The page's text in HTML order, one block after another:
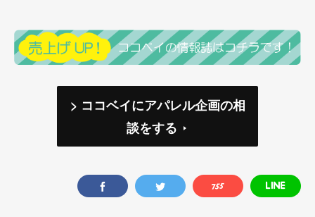
> ココベイにアパレル企画の相
談をする